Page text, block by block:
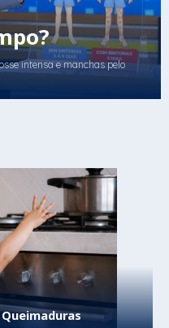
intensa e manchas pelo